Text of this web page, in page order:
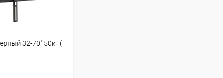
32-70" 50кг (